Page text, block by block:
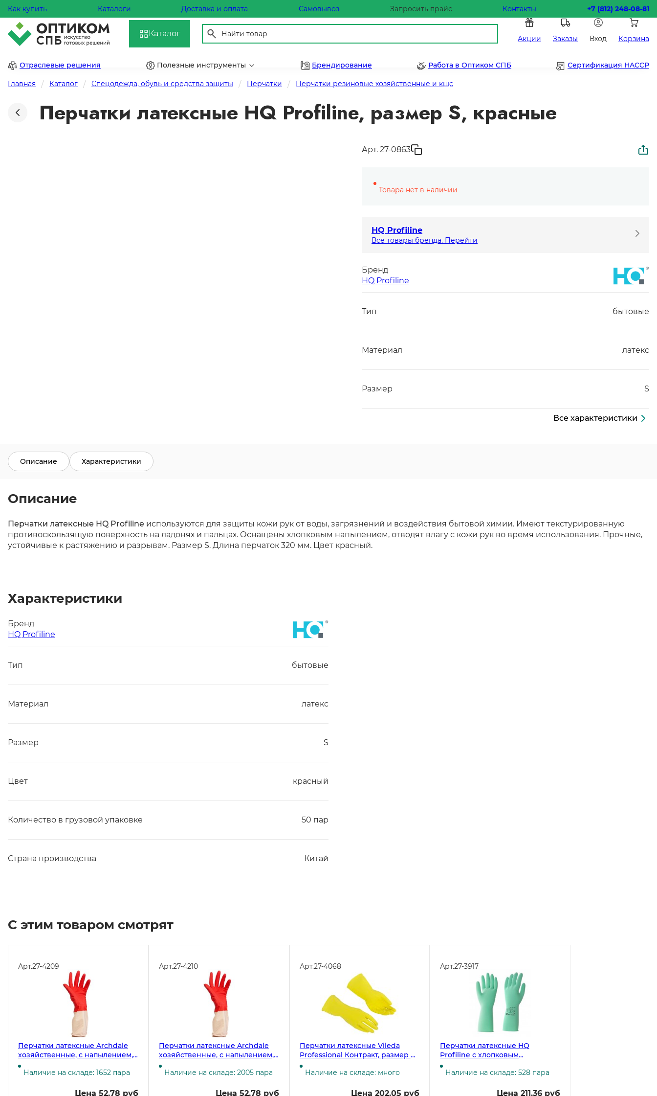
Как купить Каталоги Доставка и оплата Самовывоз Запросить прайс Контакты +7 (812) 248-08-81
Каталог
Акции Заказы Вход Корзина
Отраслевые решения Полезные инструменты Брендирование Работа в Оптиком СПБ Сертификация HACCP
Главная Каталог Спецодежда, обувь и средства защиты Перчатки Перчатки резиновые хозяйственные и кщс
Перчатки латексные HQ Profiline, размер S, красные
Арт. 27-0863
Товара нет в наличии
HQ Profiline
Все товары бренда. Перейти
Бренд
HQ Profiline
Тип бытовые
Материал латекс
Размер S
Все характеристики
Описание Характеристики
Описание
Перчатки латексные HQ Profiline используются для защиты кожи рук от воды, загрязнений и воздействия бытовой химии. Имеют текстурированную
противоскользящую поверхность на ладонях и пальцах. Оснащены хлопковым напылением, отводят влагу с кожи рук во время использования. Прочные,
устойчивые к растяжению и разрывам. Размер S. Длина перчаток 320 мм. Цвет красный.
Характеристики
Бренд
HQ Profiline
Тип бытовые
Материал латекс
Размер S
Цвет красный
Количество в грузовой упаковке 50 пар
Страна производства Китай
С этим товаром смотрят
Арт.27-4209
Перчатки латексные Archdale
хозяйственные, с напылением,
размер М, красно-белые
Наличие на складе: 1652 пара
Цена 52.78 руб
Арт.27-4210
Перчатки латексные Archdale
хозяйственные, с напылением,
размер L, красно-белые
Наличие на складе: 2005 пара
Цена 52.78 руб
Арт.27-4068
Перчатки латексные Vileda
Professional Контракт, размер М,
жёлтые ЧЗ
Наличие на складе: много
Цена 202.05 руб
Арт.27-3917
Перчатки латексные HQ
Profiline с хлопковым
напылением, размер M (7,5-8),
зелёные
Наличие на складе: 528 пара
Цена 211.36 руб